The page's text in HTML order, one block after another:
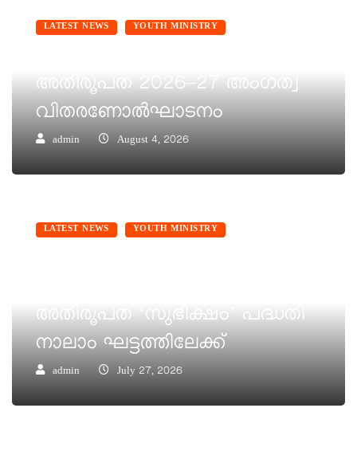
LATEST NEWS YOUTH MINISTRY
അതിരൂപത 2026–27 അംഗത്വ
വിതരണോൽഘാടനം
admin August 4, 2026
LATEST NEWS YOUTH MINISTRY
അതിരൂപത ‘സുഭിക്ഷം’ പദ്ധതി
നാലാം ഘട്ടത്തിലേക്ക്
admin July 27, 2026